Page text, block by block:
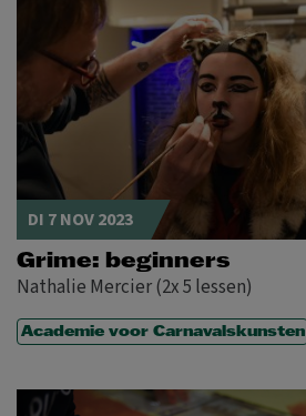
DI 7 NOV 2023
Grime: beginners
Nathalie Mercier (2x 5 lessen)
Academie voor Carnavalskunsten